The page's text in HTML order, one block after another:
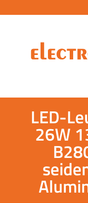
LED-
26W